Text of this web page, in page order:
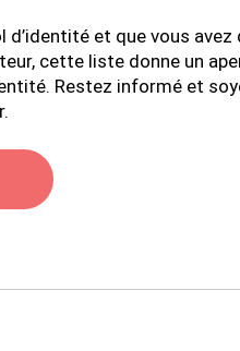
d’identité et que vous avez
cette liste donne un
Restez informé et